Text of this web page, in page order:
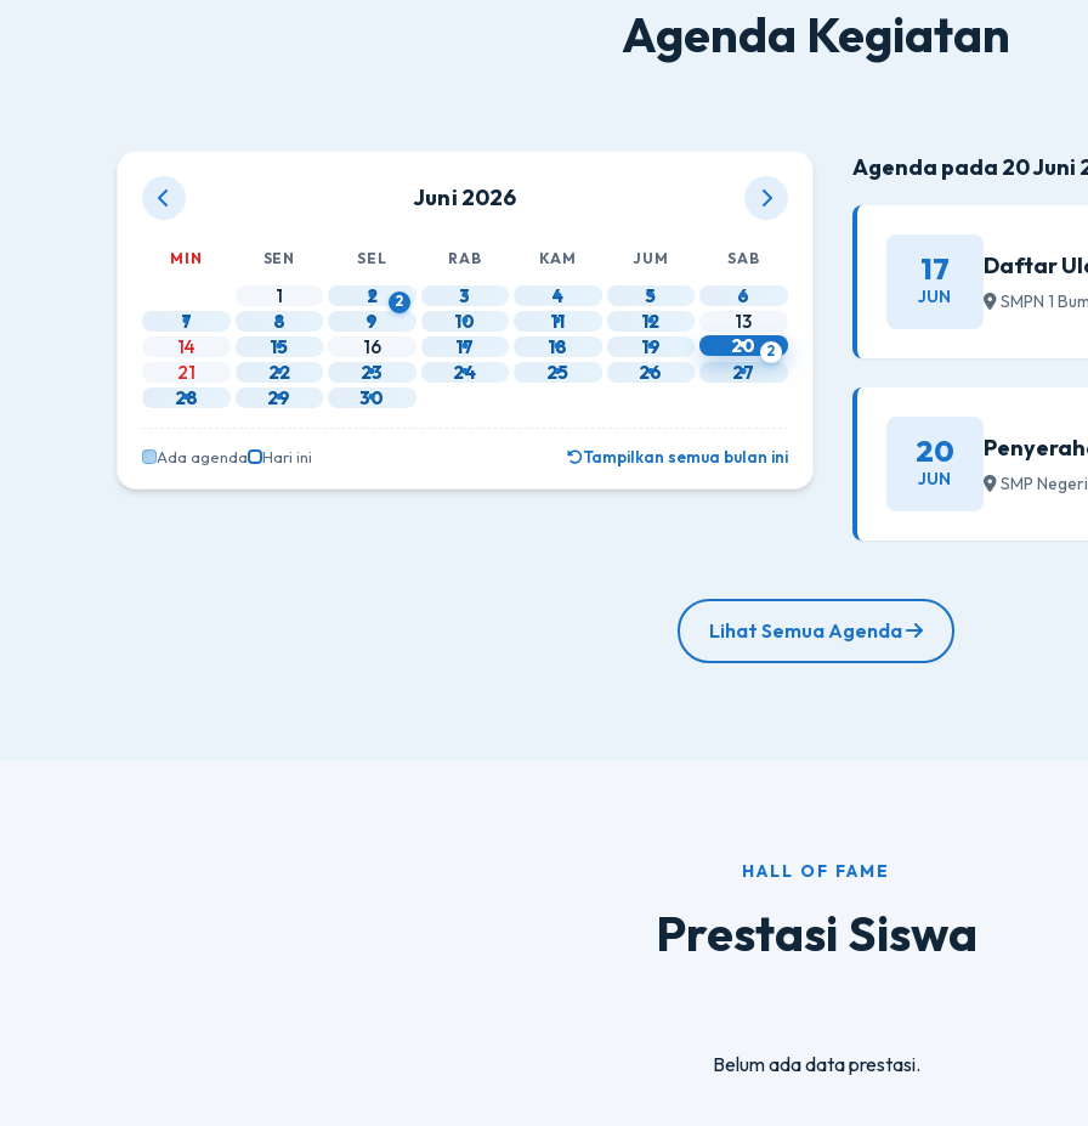
Agenda Kegiatan
Juni 2026
MIN SEN SEL RAB KAM JUM SAB
1 2 2 3 4 5
6
7
8 9 10 11 12
13
14
15 16 17 18 19 20 2
21 22 23 24 25 26
27
28
29 30
Ada agenda Hari ini Tampilkan semua bulan ini
Agenda pada 20 Juni
17
JUN
Daftar
SMPN 1
20
JUN SMP
Lihat Semua Agenda
HALL OF FAME
Prestasi Siswa
Belum ada data prestasi.